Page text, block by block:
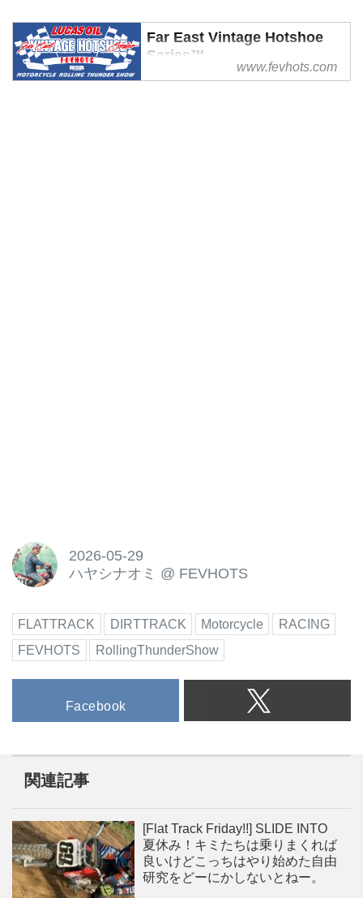
Far East Vintage Hotshoe
Series™
www.fevhots.com
2026-05-29
ハヤシナオミ @ FEVHOTS
FLATTRACK DIRTTRACK Motorcycle
RACING
FEVHOTS
RollingThunderShow
Facebook
関連記事
[Flat Track Friday!!] SLIDE INTO
夏休み！キミたちは乗りまくれば
良いけどこっちはやり始めた自由
研究をどーにかしないとねー。